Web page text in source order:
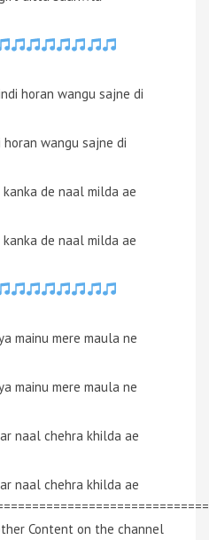
horan wangu sajne di
wangu sajne di
de naal milda ae
de naal milda ae
mainu mere maula ne
mainu mere maula ne
naal chehra khilda ae
naal chehra khilda ae
Content on the channel